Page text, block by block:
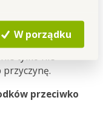
W porządku
się”, osiadają
„złe
tylko nie
przyczynę.
przeciwko